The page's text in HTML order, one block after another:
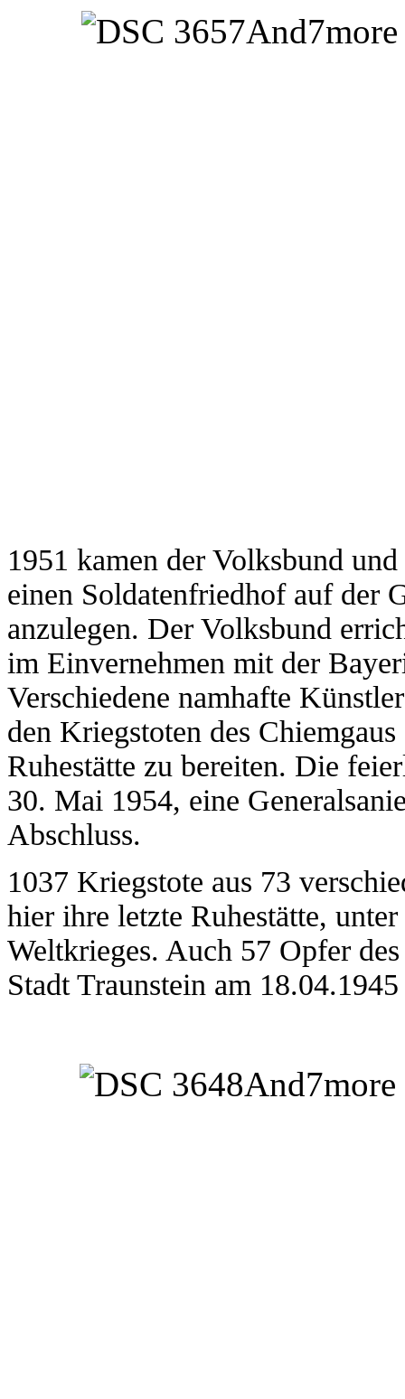
1951 kamen der Volksbund
einen Soldatenfriedhof auf der
anzulegen. Der Volksbund
im Einvernehmen mit der
Verschiedene namhafte
den Kriegstoten des
Ruhestätte zu bereiten. Die
30. Mai 1954, eine
Abschluss.
1037 Kriegstote aus 73
hier ihre letzte Ruhestätte,
Weltkrieges. Auch 57 Opfer
Stadt Traunstein am